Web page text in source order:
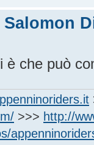
è che può
>>> http://